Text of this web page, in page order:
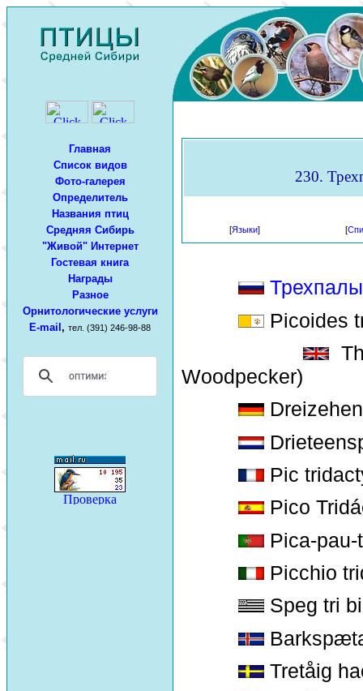
Главная
Список видов
Фото-галерея
Определитель
Названия птиц
Средняя Сибирь
"Живой" Интернет
Гостевая книга
Награды
Разное
Орнитологические услуги
E-mail , тел. (391) 246-98-88
230.
[Языки] [
Picoides
Woodpecker)
Pic
Pico
Pica-
Picchio
Speg tri
Tretåig